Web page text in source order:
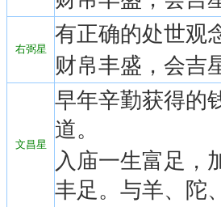
右弼星
有正确的处世观
财帛丰盛，会吉
文昌星
早年辛勤获得的
道。
入庙一生富足，
丰足。与羊、陀